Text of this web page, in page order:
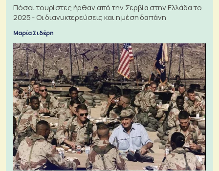
Πόσοι τουρίστες ήρθαν από την Σερβία στην Ελλάδα το
2025 - Οι διανυκτερεύσεις και η μέση δαπάνη
Μαρία Σιδέρη